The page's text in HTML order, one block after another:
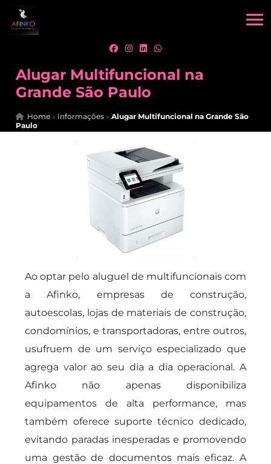
Alugar Multifuncional na
Grande São Paulo
Home » Informações »Alugar Multifuncional na Grande São
Paulo
Ao optar pelo aluguel de multifuncionais com
a Afinko, empresas de construção,
autoescolas, lojas de materiais de construção,
condomínios, e transportadoras, entre outros,
usufruem de um serviço especializado que
agrega valor ao seu dia a dia operacional. A
Afinko não apenas disponibiliza
equipamentos de alta performance, mas
também oferece suporte técnico dedicado,
evitando paradas inesperadas e promovendo
uma gestão de documentos mais eficaz. A